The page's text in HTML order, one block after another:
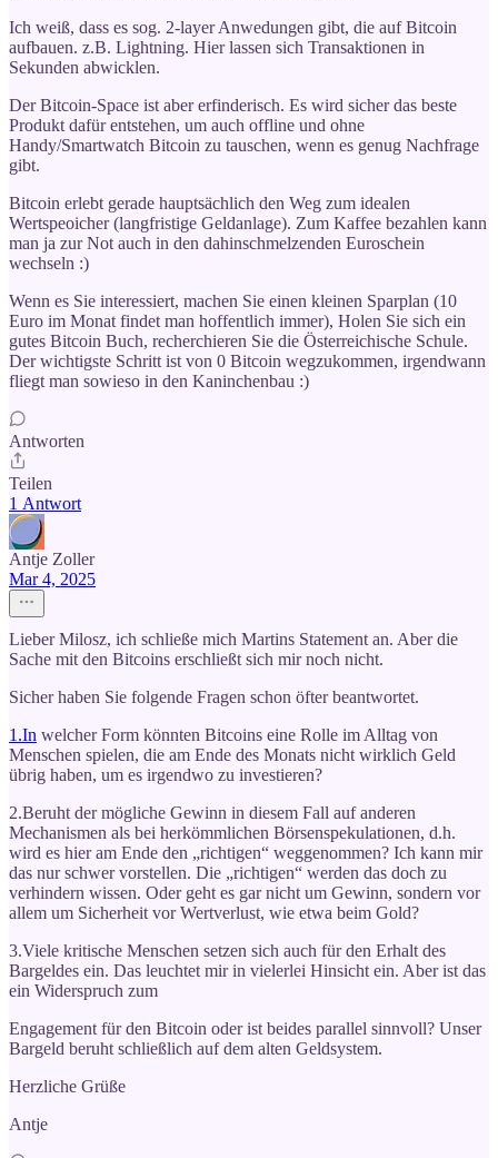
Ich weiß, dass es sog. 2-layer Anwedungen gibt, die auf Bitcoin
aufbauen. z.B. Lightning. Hier lassen sich Transaktionen in
Sekunden abwicklen.
Der Bitcoin-Space ist aber erfinderisch. Es wird sicher das beste
Produkt dafür entstehen, um auch offline und ohne
Handy/Smartwatch Bitcoin zu tauschen, wenn es genug Nachfrage
gibt.
Bitcoin erlebt gerade hauptsächlich den Weg zum idealen
Wertspeoicher (langfristige Geldanlage). Zum Kaffee bezahlen kann
man ja zur Not auch in den dahinschmelzenden Euroschein
wechseln :)
Wenn es Sie interessiert, machen Sie einen kleinen Sparplan (10
Euro im Monat findet man hoffentlich immer), Holen Sie sich ein
gutes Bitcoin Buch, recherchieren Sie die Österreichische Schule.
Der wichtigste Schritt ist von 0 Bitcoin wegzukommen, irgendwann
fliegt man sowieso in den Kaninchenbau :)
Antworten
Teilen
1 Antwort
Antje Zoller
Mar 4, 2025
Lieber Milosz, ich schließe mich Martins Statement an. Aber die
Sache mit den Bitcoins erschließt sich mir noch nicht.
Sicher haben Sie folgende Fragen schon öfter beantwortet.
1.In welcher Form könnten Bitcoins eine Rolle im Alltag von
Menschen spielen, die am Ende des Monats nicht wirklich Geld
übrig haben, um es irgendwo zu investieren?
2.Beruht der mögliche Gewinn in diesem Fall auf anderen
Mechanismen als bei herkömmlichen Börsenspekulationen, d.h.
wird es hier am Ende den „richtigen“ weggenommen? Ich kann mir
das nur schwer vorstellen. Die „richtigen“ werden das doch zu
verhindern wissen. Oder geht es gar nicht um Gewinn, sondern vor
allem um Sicherheit vor Wertverlust, wie etwa beim Gold?
3.Viele kritische Menschen setzen sich auch für den Erhalt des
Bargeldes ein. Das leuchtet mir in vielerlei Hinsicht ein. Aber ist das
ein Widerspruch zum
Engagement für den Bitcoin oder ist beides parallel sinnvoll? Unser
Bargeld beruht schließlich auf dem alten Geldsystem.
Herzliche Grüße
Antje